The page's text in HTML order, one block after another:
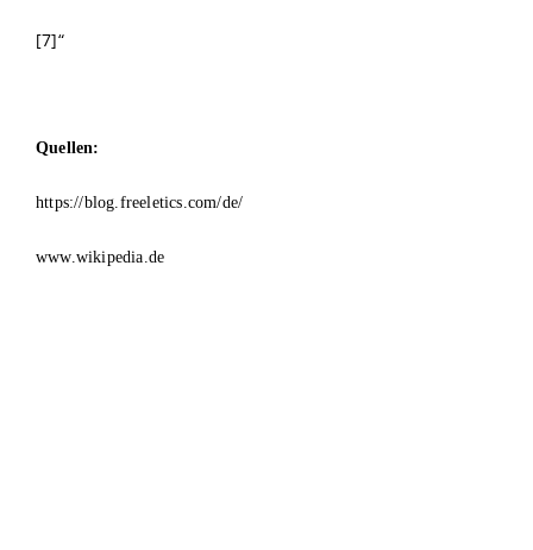
[7]“
Quellen:
https://blog.freeletics.com/de/
www.wikipedia.de